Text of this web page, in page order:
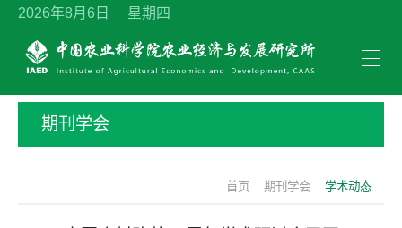
2026年8月6日 星期四
期刊学会
首页 . 期刊学会 . 学术动态